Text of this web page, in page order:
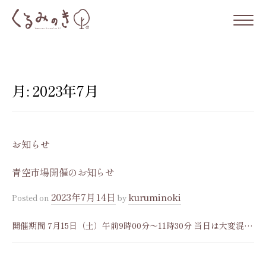
月:2023年7月
お知らせ
青空市場開催のお知らせ
Posted on 2023年7月14日 by kuruminoki
開催期間 7月15日（土）午前9時00分〜11時30分 当日は大変混雑